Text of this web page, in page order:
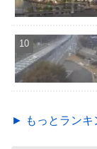
► もっとランキ